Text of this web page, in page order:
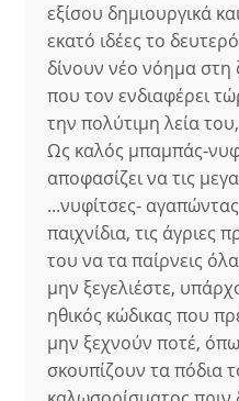
εξίσου δημιουργικά
εκατό ιδέες το
δίνουν νέο νόημα
που τον ενδιαφέρει
την πολύτιμη λεία
Ως καλός μπαμπάς-
αποφασίζει να τις
...νυφίτσες-
παιχνίδια, τις άγριες
του να τα παίρνεις
μην ξεγελιέστε,
ηθικός κώδικας που
μην ξεχνούν ποτέ,
σκουπίζουν τα πόδια